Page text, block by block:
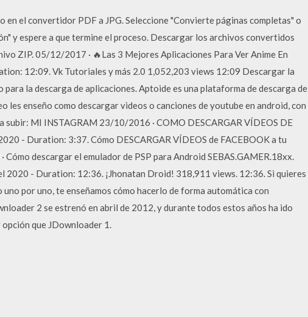
el convertidor PDF a JPG. Seleccione "Convierte páginas completas" o
y espere a que termine el proceso. Descargar los archivos convertidos
ZIP. 05/12/2017 · 🔥Las 3 Mejores Aplicaciones Para Ver Anime En
12:09. Vk Tutoriales y más 2.0 1,052,203 views 12:09 Descargar la
la descarga de aplicaciones. Aptoide es una plataforma de descarga de
enseño como descargar videos o canciones de youtube en android, con
MI INSTAGRAM 23/10/2016 · COMO DESCARGAR VÍDEOS DE
- Duration: 3:37. Cómo DESCARGAR VÍDEOS de FACEBOOK a tu
descargar el emulador de PSP para Android SEBAS.GAMER.18xx.
2020 - Duration: 12:36. ¡Jhonatan Droid! 318,911 views. 12:36. Si quieres
por uno, te enseñamos cómo hacerlo de forma automática con
2 se estrenó en abril de 2012, y durante todos estos años ha ido
que JDownloader 1.